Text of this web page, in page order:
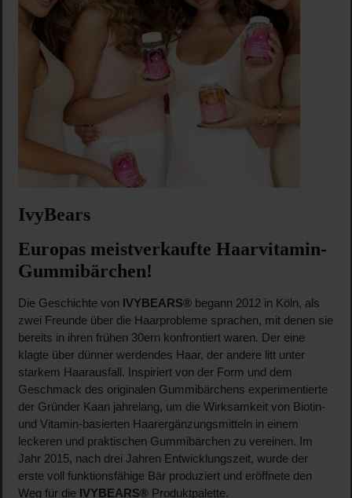
IvyBears
Europas meistverkaufte Haarvitamin-
Gummibärchen!
Die Geschichte von IVYBEARS®begann 2012 in Köln, als
zwei Freunde über die Haarprobleme sprachen, mit denen sie
bereits in ihren frühen 30ern konfrontiert waren. Der eine
klagte über dünner werdendes Haar, der andere litt unter
starkem Haarausfall. Inspiriert von der Form und dem
Geschmack des originalen Gummibärchens experimentierte
der Gründer Kaan jahrelang, um die Wirksamkeit von Biotin-
und Vitamin-basierten Haarergänzungsmitteln in einem
leckeren und praktischen Gummibärchen zu vereinen. Im
Jahr 2015, nach drei Jahren Entwicklungszeit, wurde der
erste voll funktionsfähige Bär produziert und eröffnete den
Weg für die IVYBEARS®Produktpalette.